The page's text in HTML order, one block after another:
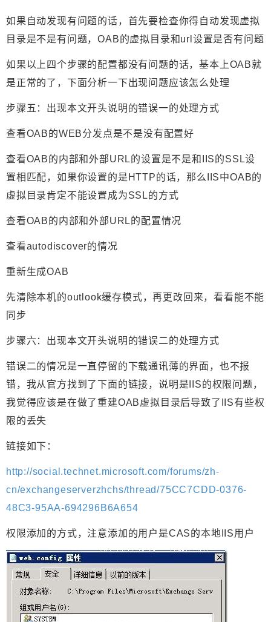
如果自动发现有问题的话，首先要检查你得自动发现虚拟
目录是不是有问题，OAB的虚拟目录和url设置是否有问题
如果以上四个步骤的配置都没有问题的话，基本上OAB就
是正常的了，下面分析一下出现问题应该怎么处理
步骤五：出现本文开头说明的错误一的处理方式
查看OAB的WEB分发点是不是没有配置好
查看OAB的内部和外部URL的设置是不是和IIS的SSL设
置相匹配，如果你设置的是HTTP的话，那么IIS中OAB的
虚拟目录肯定不能设置成为SSL的方式
查看OAB的内部和外部URL的配置情况
查看autodiscover的情况
重新生成OAB
先清除本机的outlook缓存模式，再更改回来，看看能不能
同步
步骤六：出现本文开头说明的错误二的处理方式
错误二的情况是一直停留的下载通讯薄的界面，也不报
错，我从官方找到了下面的链接，说明是IIS的权限问题，
我觉得应该是在做了重建OAB虚拟目录后导致了IIS有些权
限的丢失
链接如下：
http://social.technet.microsoft.com/forums/zh-
cn/exchangeserverzhchs/thread/75CC7CDD-0376-
48C3-95AA-694296B6A654
权限添加的方式，注意添加的用户是CAS的本地IIS用户